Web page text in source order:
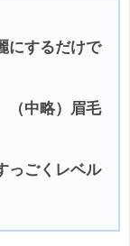
にするだけで
中略） 眉毛
っごくレベル